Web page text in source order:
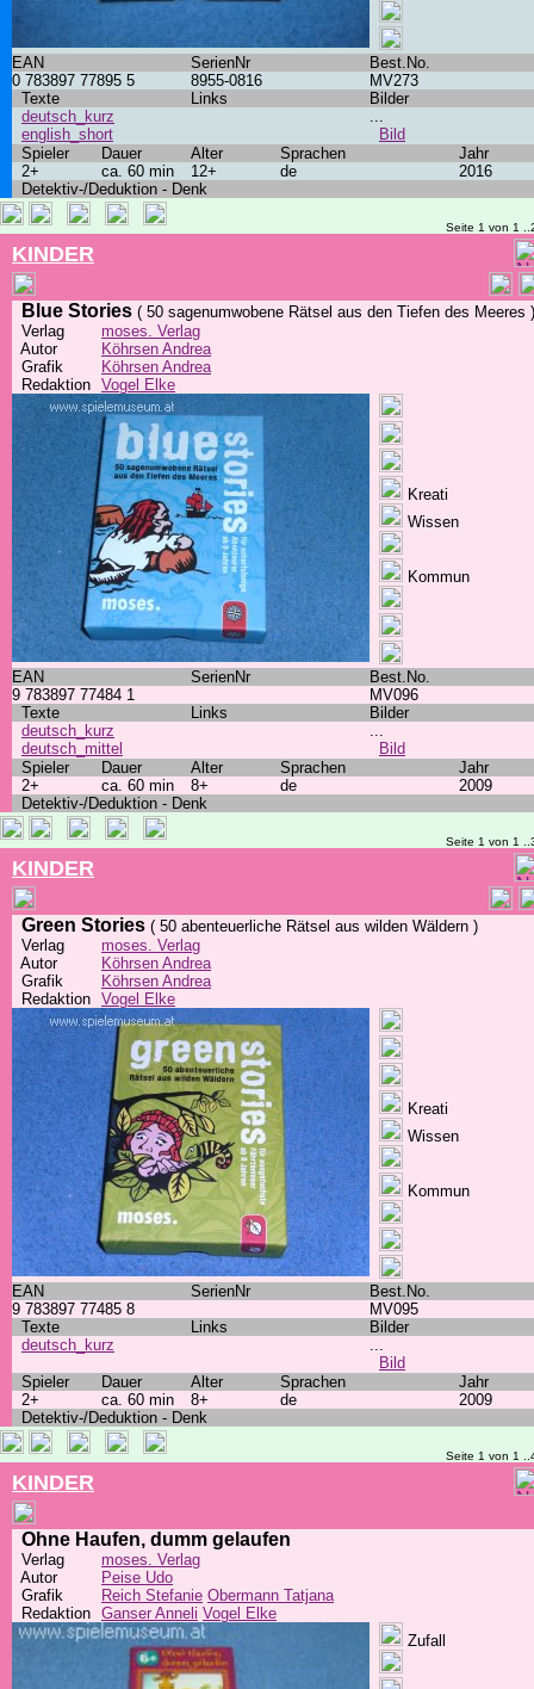
EAN SerienNr
Best.No.
0 783897 77895 5
8955-0816
MV273
Texte
Links
Bilder
deutsch_kurz
english_short
...
Bild
Spieler
Dauer Alter Sprachen
Jahr
2+
ca. 60 min 12+ de
2016
Detektiv-/Deduktion - Denk
Seite 1 von 1
KINDER
Blue Stories ( 50 sagenumwobene Rätsel aus den Tiefen des Meeres )
Verlag
moses. Verlag
Autor
Köhrsen Andrea
Grafik
Köhrsen Andrea
Redaktion Vogel Elke
Kreati
Wissen
Kommun
EAN SerienNr
Best.No.
9 783897 77484 1
MV096
Texte
Links
Bilder
deutsch_kurz
deutsch_mittel
...
Bild
Spieler
Dauer Alter Sprachen
Jahr
2+
ca. 60 min 8+ de
2009
Detektiv-/Deduktion - Denk
Seite 1 von 1
KINDER
Green Stories ( 50 abenteuerliche Rätsel aus wilden Wäldern )
Verlag
moses. Verlag
Autor
Köhrsen Andrea
Grafik
Köhrsen Andrea
Redaktion Vogel Elke
Kreati
Wissen
Kommun
EAN SerienNr
Best.No.
9 783897 77485 8
MV095
Texte
Links
Bilder
deutsch_kurz
...
Bild
Spieler
Dauer Alter Sprachen
Jahr
2+
ca. 60 min 8+ de
2009
Detektiv-/Deduktion - Denk
Seite 1 von 1
KINDER
Ohne Haufen, dumm gelaufen
Verlag
moses. Verlag
Autor
Peise Udo
Grafik
Reich Stefanie Obermann Tatjana
Redaktion Ganser Anneli Vogel Elke
Zufall